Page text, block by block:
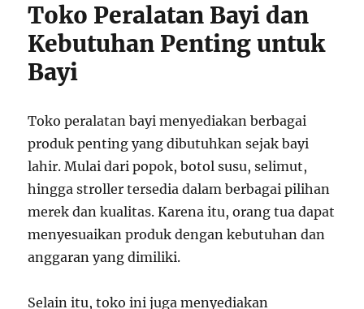
Toko Peralatan Bayi dan
Kebutuhan Penting untuk
Bayi
Toko peralatan bayi menyediakan berbagai
produk penting yang dibutuhkan sejak bayi
lahir. Mulai dari popok, botol susu, selimut,
hingga stroller tersedia dalam berbagai pilihan
merek dan kualitas. Karena itu, orang tua dapat
menyesuaikan produk dengan kebutuhan dan
anggaran yang dimiliki.
Selain itu, toko ini juga menyediakan